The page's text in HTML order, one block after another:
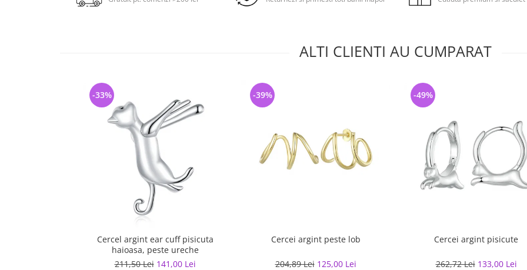
ALTI CLIENTI AU CUMPARAT
Cercel argint ear cuff pisicuta
haioasa, peste ureche
211,50 Lei 141,00 Lei
-33%
Cercei argint peste lob
204,89 Lei 125,00 Lei
-39%
Cercei argint pisicute
262,72 Lei 133,00 Lei
-49%